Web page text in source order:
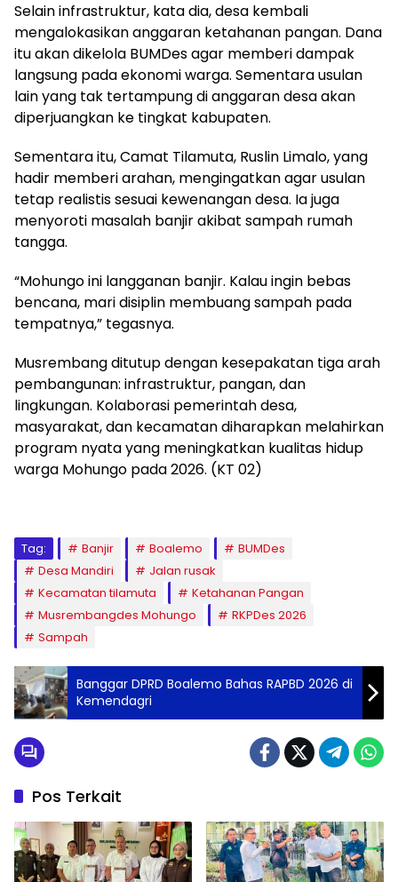
Selain infrastruktur, kata dia, desa kembali
mengalokasikan anggaran ketahanan pangan. Dana
itu akan dikelola BUMDes agar memberi dampak
langsung pada ekonomi warga. Sementara usulan
lain yang tak tertampung di anggaran desa akan
diperjuangkan ke tingkat kabupaten.
Sementara itu, Camat Tilamuta, Ruslin Limalo, yang
hadir memberi arahan, mengingatkan agar usulan
tetap realistis sesuai kewenangan desa. Ia juga
menyoroti masalah banjir akibat sampah rumah
tangga.
“Mohungo ini langganan banjir. Kalau ingin bebas
bencana, mari disiplin membuang sampah pada
tempatnya,” tegasnya.
Musrembang ditutup dengan kesepakatan tiga arah
pembangunan: infrastruktur, pangan, dan
lingkungan. Kolaborasi pemerintah desa,
masyarakat, dan kecamatan diharapkan melahirkan
program nyata yang meningkatkan kualitas hidup
warga Mohungo pada 2026. (KT 02)
Tag: Banjir Boalemo
BUMDes
Desa Mandiri
Jalan rusak
Kecamatan tilamuta
Ketahanan Pangan
Musrembangdes Mohungo
RKPDes 2026
Sampah
Banggar DPRD Boalemo Bahas RAPBD 2026 di
Kemendagri
Pos Terkait